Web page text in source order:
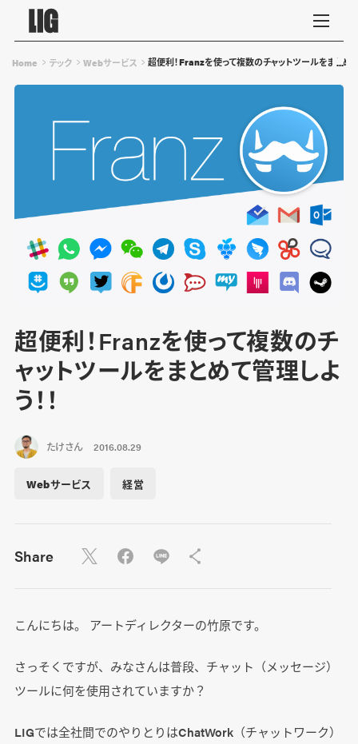
Home テック Webサービス 超便利！Franzを使って複数のチャットツールをまとめて
超便利！Franzを使って複数のチ
ャットツールをまとめて管理しよ
う！！
たけさん 2016.08.29
Webサービス 経営
Share
こんにちは。 アートディレクターの竹原です。
さっそくですが、みなさんは普段、チャット（メッセージ）
ツールに何を使用されていますか？
LIGでは全社間でのやりとりはChatWork（チャットワーク）